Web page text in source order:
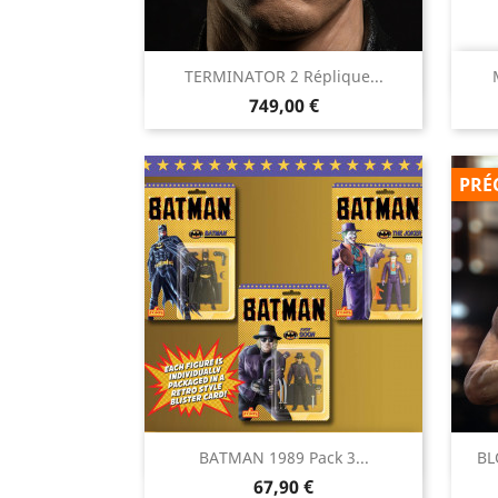
TERMINATOR 2 Réplique...
Prix
749,00 €
Aperçu rapide
BATMAN 1989 Pack 3...
Prix
67,90 €
Aperçu rapide